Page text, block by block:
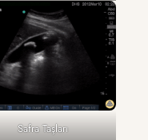
Safra Taşları